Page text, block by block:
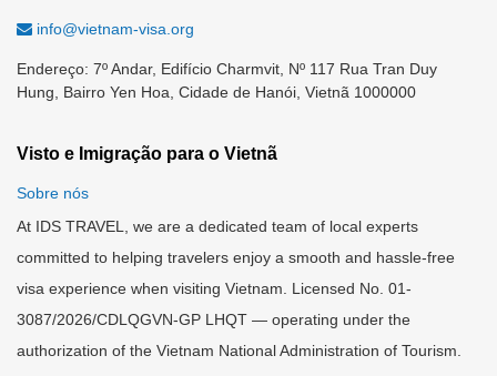
info@vietnam-visa.org
Endereço: 7º Andar, Edifício Charmvit, Nº 117 Rua Tran Duy
Hung, Bairro Yen Hoa, Cidade de Hanói, Vietnã 1000000
Visto e Imigração para o Vietnã
Sobre nós
At IDS TRAVEL, we are a dedicated team of local experts
committed to helping travelers enjoy a smooth and hassle-free
visa experience when visiting Vietnam. Licensed No. 01-
3087/2026/CDLQGVN-GP LHQT — operating under the
authorization of the Vietnam National Administration of Tourism.